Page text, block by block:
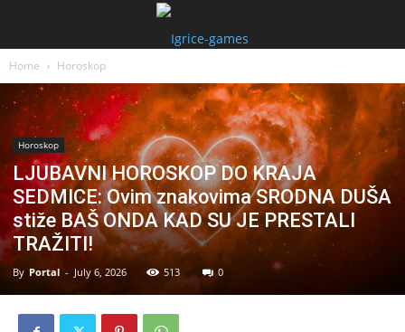
Home Horoskop
Horoskop
LJUBAVNI HOROSKOP DO KRAJA
SEDMICE: Ovim znakovima SRODNA DUŠA
stiže BAŠ ONDA KAD SU JE PRESTALI
TRAŽITI!
By Portal - July 6, 2026 513 0